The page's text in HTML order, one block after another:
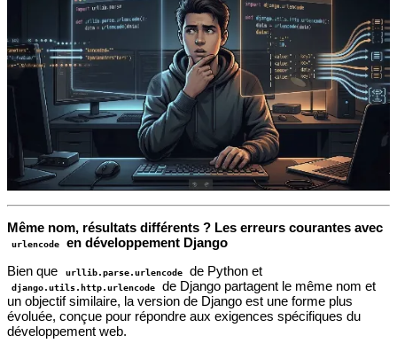
Même nom, résultats différents ? Les erreurs courantes avec
urlencode
en développement Django
Bien que
urllib.parse.urlencode de Python et
django.utils.http.urlencode
de Django partagent le même nom et
un objectif similaire, la version de Django est une forme plus
évoluée, conçue pour répondre aux exigences spécifiques du
développement web.